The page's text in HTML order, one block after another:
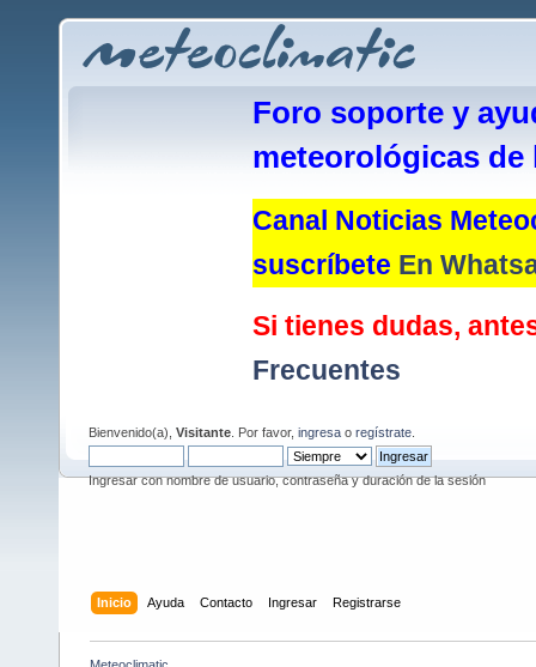
Foro soporte y
meteorológicas de
Canal Noticias
suscríbete En
Si tienes dudas,
Frecuentes
Bienvenido(a), Visitante . Por favor, ingresa o regístrate
Ingresar con nombre de usuario, contraseña y duración de la sesión
Inicio Ayuda Contacto Ingresar Registrarse